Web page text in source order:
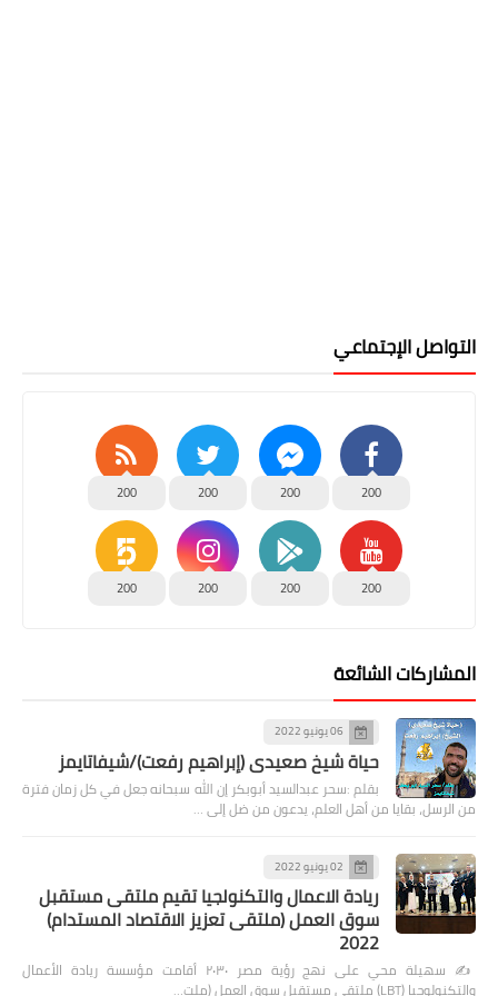
التواصل الإجتماعي
200
200
200
200
200
200
200
200
المشاركات الشائعة
06 يونيو 2022
حياة شيخ صعيدى (إبراهيم رفعت)/شيفاتايمز
بقلم :سحر عبدالسيد أبوبكر إن الله سبحانه جعل في كل زمان فترة
من الرسل، بقايا من أهل العلم، يدعون من ضل إلى …
02 يونيو 2022
ريادة الاعمال والتكنولجيا تقيم ملتقى مستقبل
سوق العمل (ملتقى تعزيز الاقتصاد المستدام)
2022
✍️ سهيلة محي على نهج رؤية مصر ٢٠٣٠ أقامت مؤسسة ريادة الأعمال
والتكنولوجيا (LBT) ملتقى مستقبل سوق العمل (ملت…